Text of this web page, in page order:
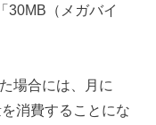
30MB（メガバイ
場合には、月に
消費することにな